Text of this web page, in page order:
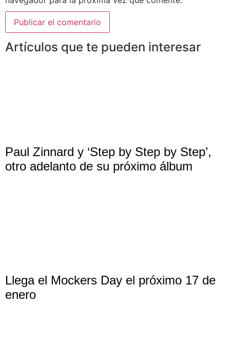
Artículos que te pueden interesar
Paul Zinnard y ‘Step by Step by Step’,
otro adelanto de su próximo álbum
Llega el Mockers Day el próximo 17 de
enero